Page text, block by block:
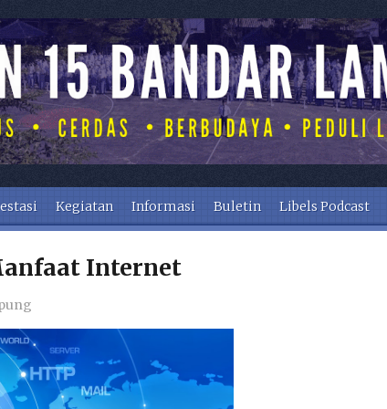
Kegiatan Informasi Buletin Libels Podcast
Internet